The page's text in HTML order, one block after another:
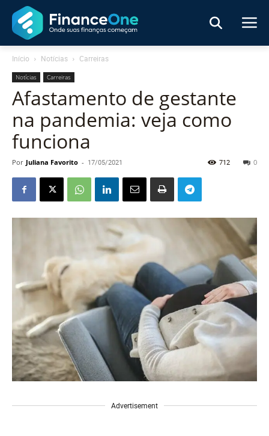
Início Notícias Carreiras
Notícias Carreiras
Afastamento de gestante
na pandemia: veja como
funciona
Por Juliana Favorito - 17/05/2021 0
712
Advertisement